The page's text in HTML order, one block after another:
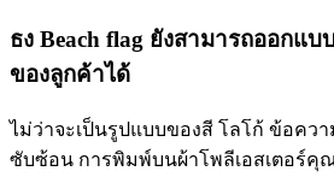
ธง Beach flag ยังสามารถออกแ
ของลูกค้าได้
ไม่ว่าจะเป็นรูปแบบของสี โลโก้ ข้อคว
ซับซ้อน การพิมพ์บนผ้าโพลีเอสเตอร์คุ